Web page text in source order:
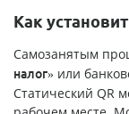
Как
Самозанятым
налог» или
Статический QR